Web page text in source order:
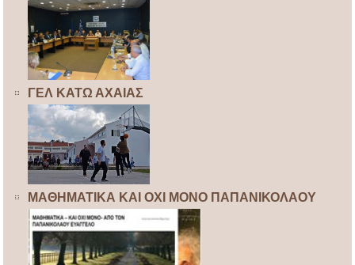
ΓΕΛ ΚΑΤΩ ΑΧΑΙΑΣ
ΜΑΘΗΜΑΤΙΚΑ ΚΑΙ ΟΧΙ ΜΟΝΟ ΠΑΠΑΝΙΚΟΛΑΟΥ